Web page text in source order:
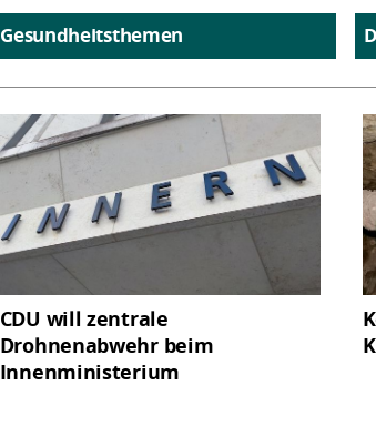
Gesundheitsthemen
CDU will zentrale
Drohnenabwehr beim
Innenministerium